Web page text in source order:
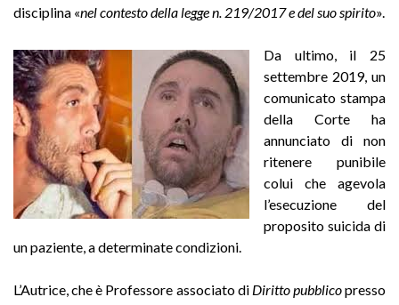
disciplina «nel contesto della legge n. 219/2017 e del suo spirito».
Da ultimo, il 25
settembre 2019, un
comunicato stampa
della Corte ha
annunciato di non
ritenere punibile
colui che agevola
l’esecuzione del
proposito suicida di
un paziente, a determinate condizioni.
L’Autrice, che è Professore associato di Diritto pubblicopresso